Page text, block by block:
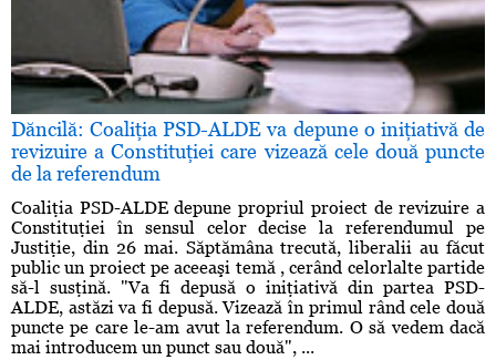
Dăncilă: Coaliţia PSD-ALDE va depune o iniţiativă de
revizuire a Constituţiei care vizează cele două puncte
de la referendum
Coaliţia PSD-ALDE depune propriul proiect de revizuire a
Constituţiei în sensul celor decise la referendumul pe
Justiţie, din 26 mai. Săptămâna trecută, liberalii au făcut
public un proiect pe aceeaşi temă , cerând celorlalte partide
să-l susţină. "​Va fi depusă o iniţiativă din partea PSD-
ALDE, astăzi va fi depusă. Vizează în primul rând cele două
puncte pe care le-am avut la referendum. O să vedem dacă
mai introducem un punct sau două", ...